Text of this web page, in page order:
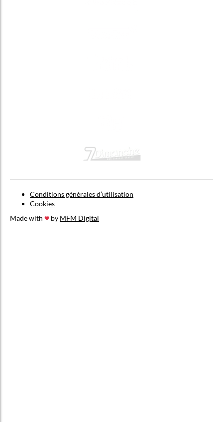
Conditions générales d’utilisation
Cookies
Made with
by MFM Digital